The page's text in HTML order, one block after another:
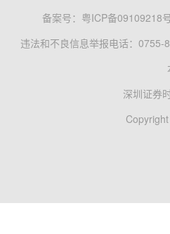
备案号： 粤ICP备09109218
违法和不良信息举报电话：0755-
深圳证券